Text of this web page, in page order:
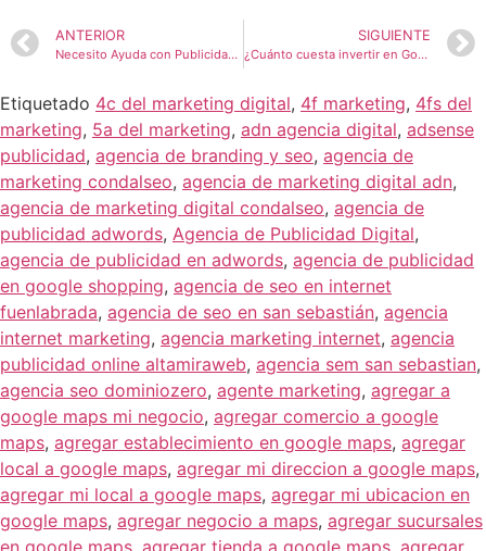
ANTERIOR
Necesito Ayuda con Publicidad de Google Ads: ¡Descubre Cómo Uru Digital Puede Impulsar Tu Negocio!
SIGUIENTE
¿Cuánto cuesta invertir en Google Ads?
Etiquetado 4c del marketing digital, 4f marketing, 4fs del
marketing, 5a del marketing, adn agencia digital, adsense
publicidad, agencia de branding y seo, agencia de
marketing condalseo, agencia de marketing digital adn,
agencia de marketing digital condalseo, agencia de
publicidad adwords, Agencia de Publicidad Digital,
agencia de publicidad en adwords, agencia de publicidad
en google shopping, agencia de seo en internet
fuenlabrada, agencia de seo en san sebastián, agencia
internet marketing, agencia marketing internet, agencia
publicidad online altamiraweb, agencia sem san sebastian,
agencia seo dominiozero, agente marketing, agregar a
google maps mi negocio, agregar comercio a google
maps, agregar establecimiento en google maps, agregar
local a google maps, agregar mi direccion a google maps,
agregar mi local a google maps, agregar mi ubicacion en
google maps, agregar negocio a maps, agregar sucursales